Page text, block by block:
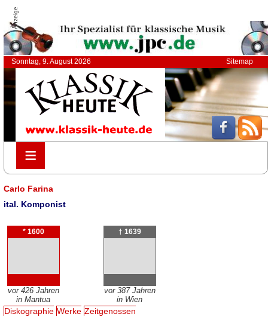
Anzeige
Sonntag, 9. August 2026 Sitemap
≡
≡
Carlo Farina
ital. Komponist
* 1600
vor 426 Jahren
in Mantua
† 1639
vor 387 Jahren
in Wien
Diskographie Werke Zeitgenossen